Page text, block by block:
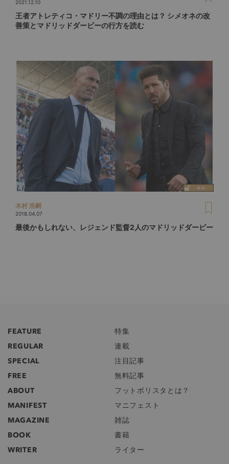
2021.12.10
王者アトレティコ・マドリー不調の理由とは？ シメオネの改
善策とマドリッドダービーの行方を読む
木村 浩嗣
2018.04.07
最後かもしれない、レジェンド監督2人のマドリッドダービー
FEATURE
特集
REGULAR
連載
SPECIAL
注目記事
FREE
無料記事
ABOUT
フットボリスタとは？
MANIFEST
マニフェスト
MAGAZINE
雑誌
BOOK
書籍
WRITER
ライター